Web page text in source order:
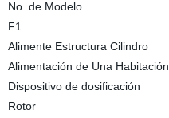
No. de Modelo.
F1
Alimente Estructura Cilindro
Alimentación de Una Habitación
Dispositivo de dosificación
Rotor